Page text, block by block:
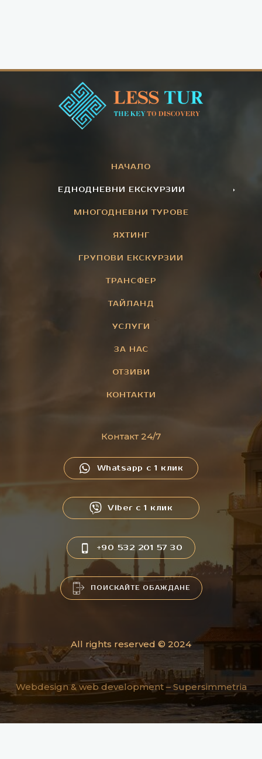
НАЧАЛО
ЕДНОДНЕВНИ ЕКСКУРЗИИ
МНОГОДНЕВНИ ТУРОВЕ
ЯХТИНГ
ГРУПОВИ ЕКСКУРЗИИ
ТРАНСФЕР
ТАЙЛАНД
УСЛУГИ
ЗА НАС
ОТЗИВИ
КОНТАКТИ
Контакт 24/7
Whatsapp с 1 клик
Viber с 1 клик
+90 532 201 57 30
ПОИСКАЙТЕ ОБАЖДАНЕ
All rights reserved © 2024
Webdesign & web development – Supersimmetria